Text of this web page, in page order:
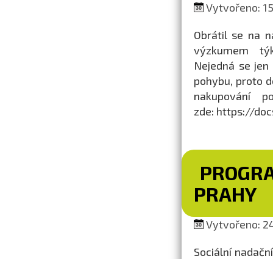
Vytvořeno:
Obrátil se na
výzkumem
Nejedná se
pohybu, proto
nakupování
zde: https://
PRAHY
Vytvořeno:
Sociální